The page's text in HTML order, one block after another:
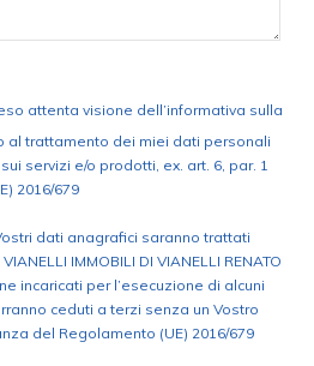
attenta visione dell’informativa sulla
al trattamento dei miei dati personali
servizi e/o prodotti, ex. art. 6, par. 1
2016/679
dati anagrafici saranno trattati
IMMOBILI DI VIANELLI RENATO
incaricati per l’esecuzione di alcuni
ceduti a terzi senza un Vostro
del Regolamento (UE) 2016/679